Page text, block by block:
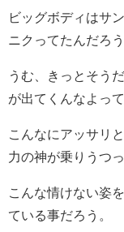
ビッグボディはサ
ニクってたんだろう
うむ、きっとそう
が出てくんなよっ
こんなにアッサリ
力の神が乗りうつ
こんな情けない姿
ている事だろう。